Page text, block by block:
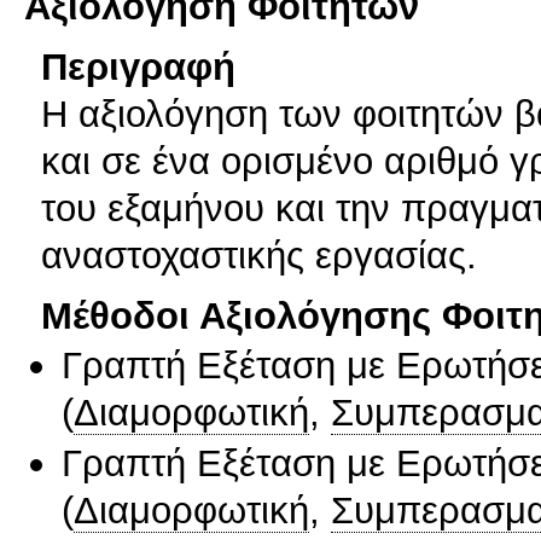
Περιγραφή
Η αξιολόγηση των φοιτητών
και σε ένα ορισμένο αριθμό
του εξαμήνου και την
αναστοχαστικής εργασίας.
Μέθοδοι Αξιολόγησης
Γραπτή Εξέταση με
(Διαμορφωτική,
Γραπτή Εξέταση με
(Διαμορφωτική,